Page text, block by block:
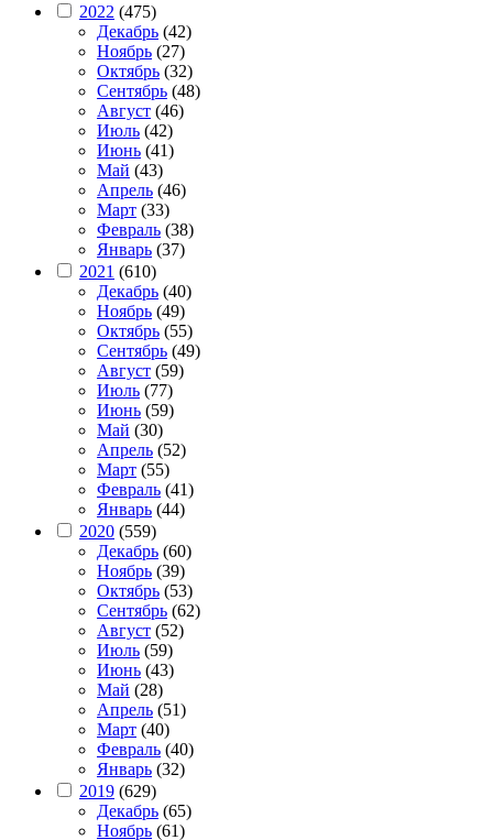
2022 (475)
Декабрь (42)
Ноябрь (27)
Октябрь (32)
Сентябрь (48)
Август (46)
Июль (42)
Июнь (41)
Май (43)
Апрель (46)
Март (33)
Февраль (38)
Январь (37)
2021 (610)
Декабрь (40)
Ноябрь (49)
Октябрь (55)
Сентябрь (49)
Август (59)
Июль (77)
Июнь (59)
Май (30)
Апрель (52)
Март (55)
Февраль (41)
Январь (44)
2020 (559)
Декабрь (60)
Ноябрь (39)
Октябрь (53)
Сентябрь (62)
Август (52)
Июль (59)
Июнь (43)
Май (28)
Апрель (51)
Март (40)
Февраль (40)
Январь (32)
2019 (629)
Декабрь (65)
Ноябрь (61)